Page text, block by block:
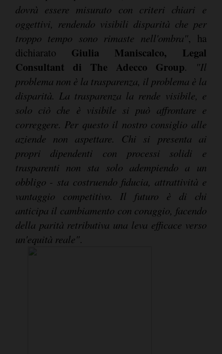
dovrà essere misurato con criteri chiari e
oggettivi, rendendo visibili disparità che per
troppo tempo sono rimaste nell'ombra", ha
dichiaratoGiulia Maniscalco, Legal
Consultant di The Adecco Group. "Il
problema non è la trasparenza, il problema è la
disparità. La trasparenza la rende visibile, e
solo ciò che è visibile si può affrontare e
correggere. Per questo il nostro consiglio alle
aziende non aspettare. Chi si presenta ai
propri dipendenti con processi solidi e
trasparenti non sta solo adempiendo a un
obbligo - sta costruendo fiducia, attrattività e
vantaggio competitivo. Il futuro è di chi
anticipa il cambiamento con coraggio, facendo
della parità retributiva una leva efficace verso
un'equità reale".